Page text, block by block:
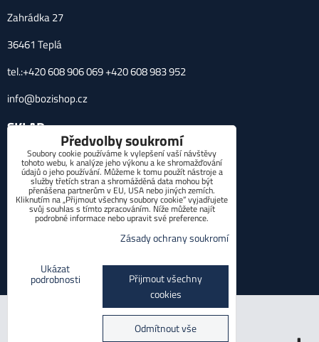
Zahrádka 27
36461 Teplá
tel.:+420 608 906 069 +420 608 983 952
info@bozishop.cz
SKLAD
Zahrádka 27, 36461 Teplá
POTŘEBUJETE PORADIT?
Váš telefon:*
Odeslat
Zásady ochrany soukromí
Předvolby soukromí
Soubory cookie používáme k vylepšení vaší návštěvy
tohoto webu, k analýze jeho výkonu a ke shromažďování
údajů o jeho používání. Můžeme k tomu použít nástroje a
služby třetích stran a shromážděná data mohou být
přenášena partnerům v EU, USA nebo jiných zemích.
Kliknutím na „Přijmout všechny soubory cookie“ vyjadřujete
svůj souhlas s tímto zpracováním. Níže můžete najít
podrobné informace nebo upravit své preference.
Zásady ochrany soukromí
Ukázat
podrobnosti
Přijmout všechny
cookies
Odmítnout vše